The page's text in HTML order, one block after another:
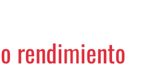
rendimiento